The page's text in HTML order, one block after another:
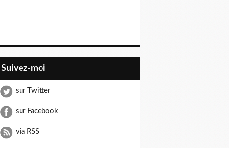
Suivez-moi
sur Twitter
sur Facebook
via RSS